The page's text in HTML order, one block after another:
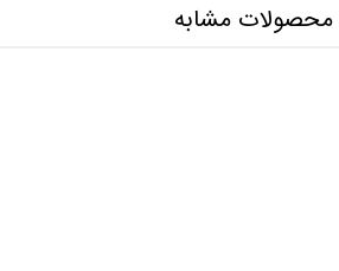
محصولات مشابه